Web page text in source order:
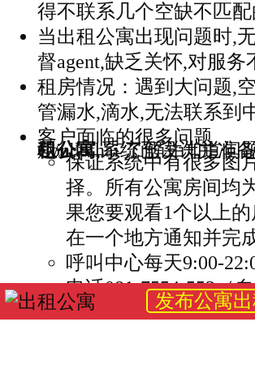
得不联系几个空缺不匹配
当出租公寓出现问题时,
督agent,缺乏关怀,对服务
租房情况：遇到大问题,
管漏水,滴水,无法联系到
客户面临的很多问题
< /ul>
Condothai 了解并知道问
出租公寓
,系统已设计并准备好解决问题。
保证系统中有很多图
择。所有公寓房间均
果您要观看1个以上
在一个地方通知并完
呼叫中心每天9:00-
电话081-7554-553（
免费咨询！咨询旅行
发布公寓出